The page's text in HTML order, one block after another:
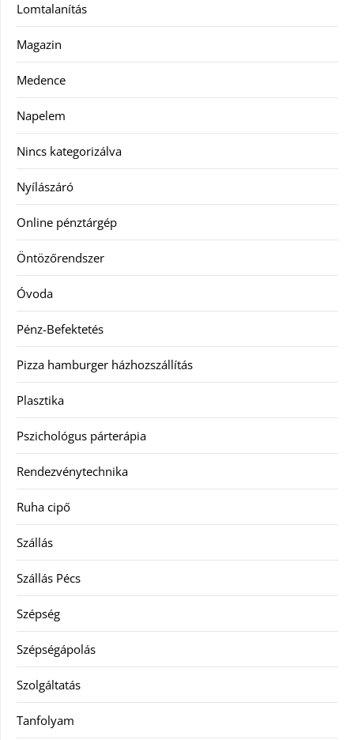
Lomtalanítás
Magazin
Medence
Napelem
Nincs kategorizálva
Nyílászáró
Online pénztárgép
Öntözőrendszer
Óvoda
Pénz-Befektetés
Pizza hamburger házhozszállítás
Plasztika
Pszichológus párterápia
Rendezvénytechnika
Ruha cipő
Szállás
Szállás Pécs
Szépség
Szépségápolás
Szolgáltatás
Tanfolyam